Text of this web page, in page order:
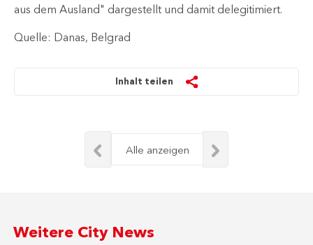
aus dem Ausland" dargestellt und damit delegitimiert.
Quelle: Danas, Belgrad
Inhalt teilen
Alle anzeigen
Weitere City News